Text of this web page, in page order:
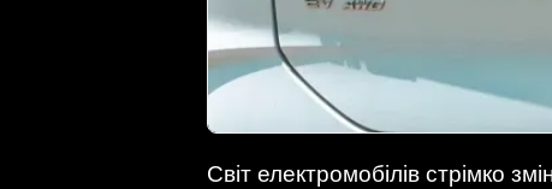
Світ електромобілів стрімко